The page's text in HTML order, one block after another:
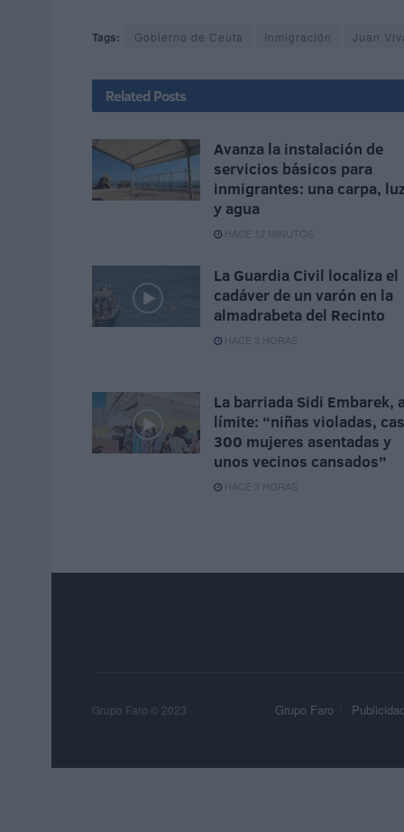
Tags: Gobierno de Ceuta Inmigración Juan
Related Posts
Avanza la instalación de
servicios básicos para
inmigrantes: una carpa, luz
y agua
HACE 12 MINUTOS
La Guardia Civil localiza el
cadáver de un varón en la
almadrabeta del Recinto
HACE 3 HORAS
La barriada Sidi Embarek,
límite: “niñas violadas,
300 mujeres asentadas y
unos vecinos cansados”
HACE 3 HORAS
Grupo Faro Publicidad
Grupo Faro © 2023